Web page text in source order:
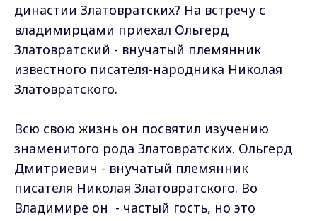
династии Златовратских? На встречу с
владимирцами приехал Ольгерд
Златовратский - внучатый племянник
известного писателя-народника Николая
Златовратского.
Всю свою жизнь он посвятил изучению
знаменитого рода Златовратских. Ольгерд
Дмитриевич - внучатый племянник
писателя Николая Златовратского. Во
Владимире он - частый гость, но это